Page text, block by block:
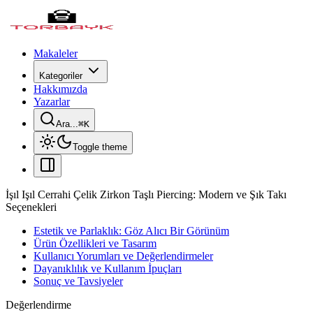
Makaleler
Kategoriler
Hakkımızda
Yazarlar
Ara...⌘K
Toggle theme
İşıl Işıl Cerrahi Çelik Zirkon Taşlı Piercing: Modern ve Şık Takı
Seçenekleri
Estetik ve Parlaklık: Göz Alıcı Bir Görünüm
Ürün Özellikleri ve Tasarım
Kullanıcı Yorumları ve Değerlendirmeler
Dayanıklılık ve Kullanım İpuçları
Sonuç ve Tavsiyeler
Değerlendirme